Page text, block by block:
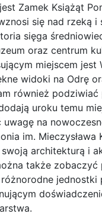
Zamek Książąt
się nad rzeką i
sięga
oraz centrum
miejscem jest
widoki na Odrę
również podziwiać
uroku temu
na
im. Mieczysława
architekturą i
także
jednostki